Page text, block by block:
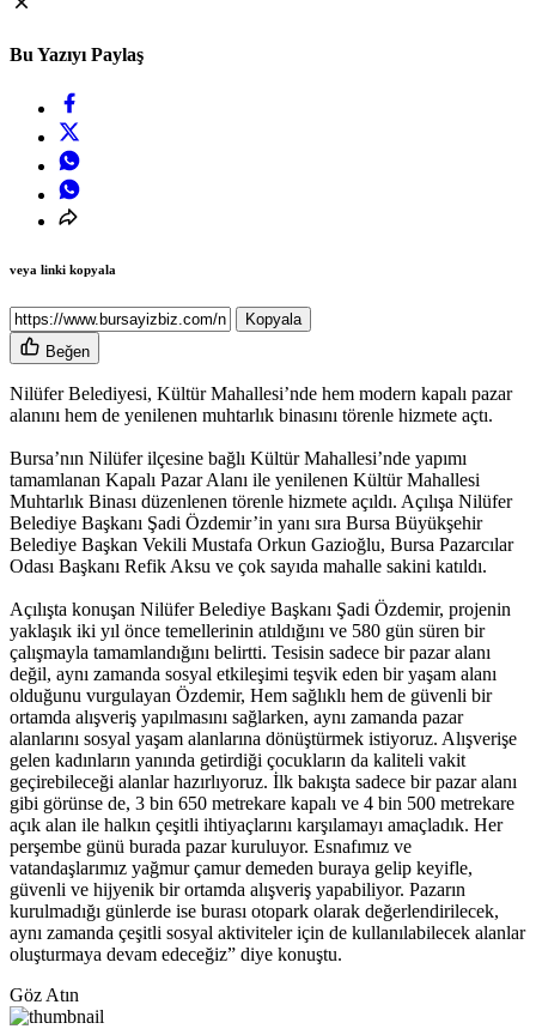
Bu Yazıyı Paylaş
veya linki kopyala
Kopyala
Beğen
Nilüfer Belediyesi, Kültür Mahallesi’nde hem modern kapalı pazar
alanını hem de yenilenen muhtarlık binasını törenle hizmete açtı.
Bursa’nın Nilüfer ilçesine bağlı Kültür Mahallesi’nde yapımı
tamamlanan Kapalı Pazar Alanı ile yenilenen Kültür Mahallesi
Muhtarlık Binası düzenlenen törenle hizmete açıldı. Açılışa Nilüfer
Belediye Başkanı Şadi Özdemir’in yanı sıra Bursa Büyükşehir
Belediye Başkan Vekili Mustafa Orkun Gazioğlu, Bursa Pazarcılar
Odası Başkanı Refik Aksu ve çok sayıda mahalle sakini katıldı.
Açılışta konuşan Nilüfer Belediye Başkanı Şadi Özdemir, projenin
yaklaşık iki yıl önce temellerinin atıldığını ve 580 gün süren bir
çalışmayla tamamlandığını belirtti. Tesisin sadece bir pazar alanı
değil, aynı zamanda sosyal etkileşimi teşvik eden bir yaşam alanı
olduğunu vurgulayan Özdemir, Hem sağlıklı hem de güvenli bir
ortamda alışveriş yapılmasını sağlarken, aynı zamanda pazar
alanlarını sosyal yaşam alanlarına dönüştürmek istiyoruz. Alışverişe
gelen kadınların yanında getirdiği çocukların da kaliteli vakit
geçirebileceği alanlar hazırlıyoruz. İlk bakışta sadece bir pazar alanı
gibi görünse de, 3 bin 650 metrekare kapalı ve 4 bin 500 metrekare
açık alan ile halkın çeşitli ihtiyaçlarını karşılamayı amaçladık. Her
perşembe günü burada pazar kuruluyor. Esnafımız ve
vatandaşlarımız yağmur çamur demeden buraya gelip keyifle,
güvenli ve hijyenik bir ortamda alışveriş yapabiliyor. Pazarın
kurulmadığı günlerde ise burası otopark olarak değerlendirilecek,
aynı zamanda çeşitli sosyal aktiviteler için de kullanılabilecek alanlar
oluşturmaya devam edeceğiz” diye konuştu.
Göz Atın